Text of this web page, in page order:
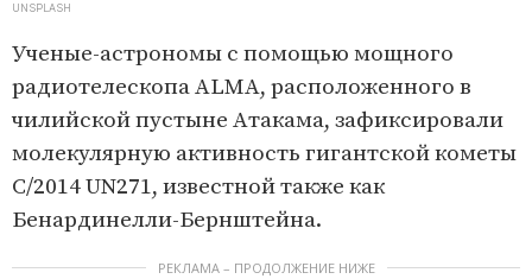
UNSPLASH
Ученые-астрономы с помощью мощного
радиотелескопа ALMA, расположенного в
чилийской пустыне Атакама, зафиксировали
молекулярную активность гигантской кометы
C/2014 UN271, известной также как
Бенардинелли-Бернштейна.
РЕКЛАМА – ПРОДОЛЖЕНИЕ НИЖЕ